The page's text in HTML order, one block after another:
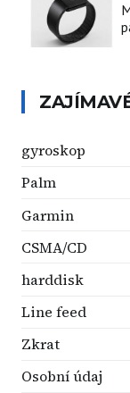
gyroskop
Palm
Garmin
CSMA/CD
harddisk
Line feed
Zkrat
Osobní údaj